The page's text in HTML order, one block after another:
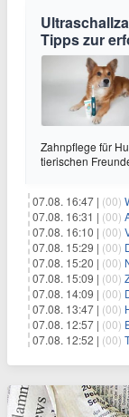
Tipps zur
Zahnpflege für
tierischen
07.08. 16:47 | (00)
07.08. 16:31 | (00)
07.08. 16:10 | (00)
07.08. 15:29 | (00)
07.08. 15:20 | (00)
07.08. 15:09 | (00)
07.08. 14:09 | (00)
07.08. 13:47 | (00)
07.08. 12:57 | (00)
07.08. 12:52 | (00)